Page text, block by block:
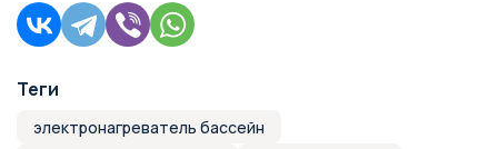
Теги
электронагреватель бассейн